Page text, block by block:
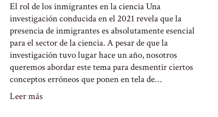
El rol de los inmigrantes en la ciencia Una
investigación conducida en el 2021 revela que la
presencia de inmigrantes es absolutamente esencial
para el sector de la ciencia. A pesar de que la
investigación tuvo lugar hace un año, nosotros
queremos abordar este tema para desmentir ciertos
conceptos erróneos que ponen en tela de…
Leer más